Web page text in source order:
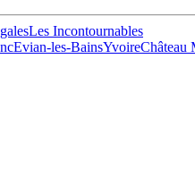
Les Incontournables
Evian-les-BainsYvoireChâteau